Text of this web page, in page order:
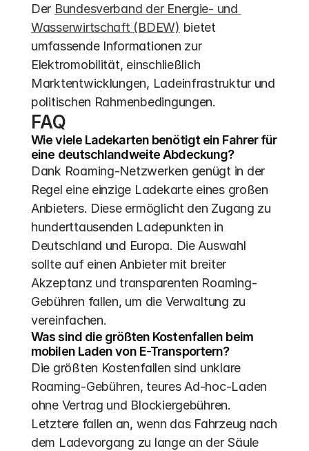
Der Bundesverband der Energie- und
Wasserwirtschaft (BDEW) bietet
umfassende Informationen zur
Elektromobilität, einschließlich
Marktentwicklungen, Ladeinfrastruktur und
politischen Rahmenbedingungen.
FAQ
Wie viele Ladekarten benötigt ein Fahrer für
eine deutschlandweite Abdeckung?
Dank Roaming-Netzwerken genügt in der
Regel eine einzige Ladekarte eines großen
Anbieters. Diese ermöglicht den Zugang zu
hunderttausenden Ladepunkten in
Deutschland und Europa. Die Auswahl
sollte auf einen Anbieter mit breiter
Akzeptanz und transparenten Roaming-
Gebühren fallen, um die Verwaltung zu
vereinfachen.
Was sind die größten Kostenfallen beim
mobilen Laden von E-Transportern?
Die größten Kostenfallen sind unklare
Roaming-Gebühren, teures Ad-hoc-Laden
ohne Vertrag und Blockiergebühren.
Letztere fallen an, wenn das Fahrzeug nach
dem Ladevorgang zu lange an der Säule